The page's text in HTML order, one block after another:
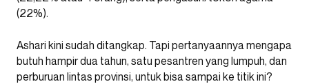
(22%).
Ashari kini sudah ditangkap. Tapi pertanyaannya mengapa
butuh hampir dua tahun, satu pesantren yang lumpuh, dan
perburuan lintas provinsi, untuk bisa sampai ke titik ini?